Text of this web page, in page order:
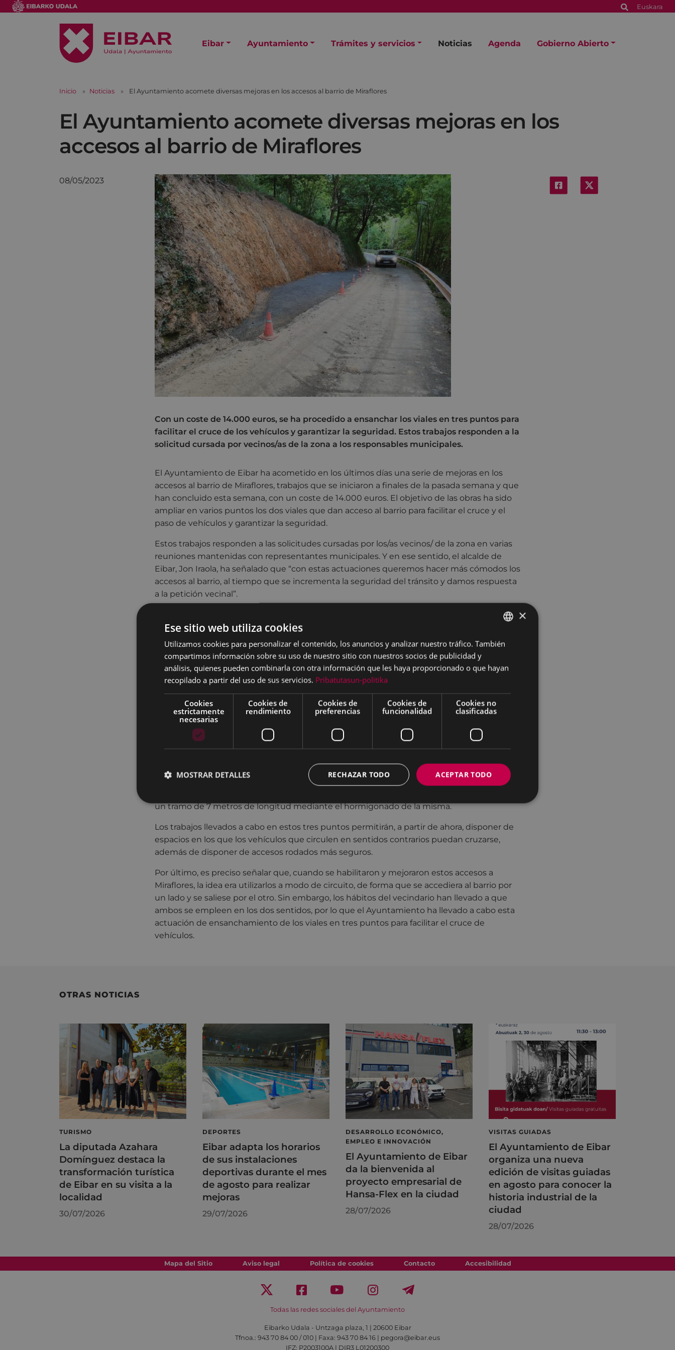
Euskara
Eibar Ayuntamiento Trámites y servicios Noticias Agenda Gobierno Abierto
Inicio Noticias El Ayuntamiento acomete diversas mejoras en los accesos al barrio de Miraflores
El Ayuntamiento acomete diversas mejoras en los
accesos al barrio de Miraflores
08/05/2023
Con un coste de 14.000 euros, se ha procedido a ensanchar los viales en tres puntos para
facilitar el cruce de los vehículos y garantizar la seguridad. Estos trabajos responden a la
solicitud cursada por vecinos/as de la zona a los responsables municipales.
El Ayuntamiento de Eibar ha acometido en los últimos días una serie de mejoras en los
accesos al barrio de Miraflores, trabajos que se iniciaron a finales de la pasada semana y que
han concluido esta semana, con un coste de 14.000 euros. El objetivo de las obras ha sido
ampliar en varios puntos los dos viales que dan acceso al barrio para facilitar el cruce y el
paso de vehículos y garantizar la seguridad.
Estos trabajos responden a las solicitudes cursadas por los/as vecinos/ de la zona en varias
reuniones mantenidas con representantes municipales. Y en ese sentido, el alcalde de
Eibar, Jon Iraola, ha señalado que “con estas actuaciones queremos hacer más cómodos los
accesos al barrio, al tiempo que se incrementa la seguridad del tránsito y damos respuesta
a la petición vecinal”.
entrada al barrio más próximo a Itzio, que actualmente utilizan los residentes de la zona
como subida y bajada de vehículos, se ha procedido a ensanchar la zona de rodadura de la
calzada en el punto junto a una curva muy cerrada para facilitar la maniobra, ya que, debido
a la pendiente del vial, algunos vehículos solían tener dificultades para tomar la curva. Para
ello, se ha comido parte de la ladera y se ha hormigonado, actuando sobre una superficie
Por su parte, en el vial que se sitúa en la zona de la carretera de Arrate más próxima al
parque de Estixa -que es el otro punto de acceso al barrio- y que igualmente utilizan los/as
vecinos/as como entrada y salida a la zona, se ha actuado en dos puntos.
metros cuadrados junto a la calzada existente mediante el desbroce y limpieza del terreno
y posterior vertido de cantera (todo uno). Asimismo, metros más arriba de este mismo vial,
un tramo de 7 metros de longitud mediante el hormigonado de la misma.
Los trabajos llevados a cabo en estos tres puntos permitirán, a partir de ahora, disponer de
espacios en los que los vehículos que circulen en sentidos contrarios puedan cruzarse,
además de disponer de accesos rodados más seguros.
Por último, es preciso señalar que, cuando se habilitaron y mejoraron estos accesos a
Miraflores, la idea era utilizarlos a modo de circuito, de forma que se accediera al barrio por
un lado y se saliese por el otro. Sin embargo, los hábitos del vecindario han llevado a que
ambos se empleen en los dos sentidos, por lo que el Ayuntamiento ha llevado a cabo esta
actuación de ensanchamiento de los viales en tres puntos para facilitar el cruce de
vehículos.
OTRAS NOTICIAS
TURISMO
La diputada Azahara
Domínguez destaca la
transformación turística
de Eibar en su visita a la
localidad
30/07/2026
DEPORTES
Eibar adapta los horarios
de sus instalaciones
deportivas durante el mes
de agosto para realizar
mejoras
29/07/2026
DESARROLLO ECONÓMICO,
EMPLEO E INNOVACIÓN
El Ayuntamiento de Eibar
da la bienvenida al
proyecto empresarial de
Hansa-Flex en la ciudad
28/07/2026
VISITAS GUIADAS
El Ayuntamiento de Eibar
organiza una nueva
edición de visitas guiadas
en agosto para conocer la
historia industrial de la
ciudad
28/07/2026
Mapa del Sitio Aviso legal Política de cookies Contacto Accesibilidad
Todas las redes sociales del Ayuntamiento
Eibarko Udala - Untzaga plaza, 1 | 20600 Eibar
Tfnoa.: 943 70 84 00 / 010 | Faxa: 943 70 84 16 | pegora@eibar.eus
IFZ: P2003100A | DIR3 L01200300
BASQUE
×
Ese sitio web utiliza cookies
Utilizamos cookies para personalizar el contenido, los anuncios y analizar nuestro tráfico. También
compartimos información sobre su uso de nuestro sitio con nuestros socios de publicidad y
análisis, quienes pueden combinarla con otra información que les haya proporcionado o que hayan
recopilado a partir del uso de sus servicios. Pribatutasun-politika
Cookies
estrictamente
necesarias
Cookies de
rendimiento
Cookies de
preferencias
Cookies de
funcionalidad
Cookies no
clasificadas
ACEPTAR TODO
RECHAZAR TODO
MOSTRAR DETALLES